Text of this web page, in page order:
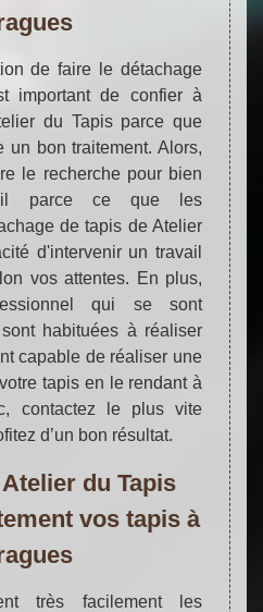
de faire le détachage
important de confier à
du Tapis parce que
un bon traitement. Alors,
le recherche pour bien
parce ce que les
de tapis de Atelier
d'intervenir un travail
vos attentes. En plus,
qui se sont
habituées à réaliser
capable de réaliser une
tapis en le rendant à
contactez le plus vite
d’un bon résultat.
du Tapis
vos tapis à
très facilement les